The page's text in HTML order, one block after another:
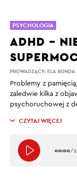
PROWADZĄCY: ELA BONDA
ADHD –
Problemy z
zaledwie kilka z
psychoruchowej z
CZYTAJ WIĘCEJ
00:00/
PSYCHOLOGIA